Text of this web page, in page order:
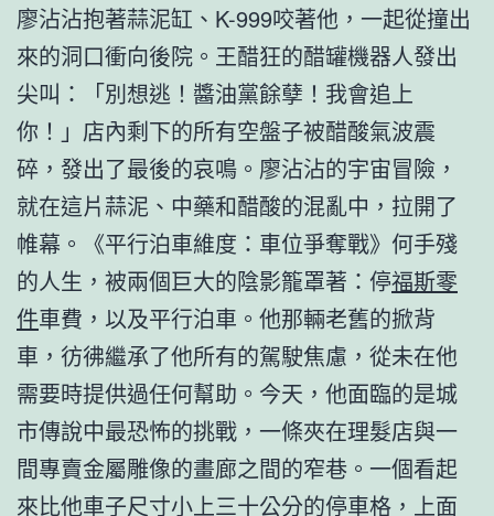
廖沾沾抱著蒜泥缸、K-999咬著他，一起從撞出
來的洞口衝向後院。王醋狂的醋罐機器人發出
尖叫：「別想逃！醬油黨餘孽！我會追上
你！」店內剩下的所有空盤子被醋酸氣波震
碎，發出了最後的哀鳴。廖沾沾的宇宙冒險，
就在這片蒜泥、中藥和醋酸的混亂中，拉開了
帷幕。《平行泊車維度：車位爭奪戰》何手殘
的人生，被兩個巨大的陰影籠罩著：停福斯零
件車費，以及平行泊車。他那輛老舊的掀背
車，彷彿繼承了他所有的駕駛焦慮，從未在他
需要時提供過任何幫助。今天，他面臨的是城
市傳說中最恐怖的挑戰，一條夾在理髮店與一
間專賣金屬雕像的畫廊之間的窄巷。一個看起
來比他車子尺寸小上三十公分的停車格，上面